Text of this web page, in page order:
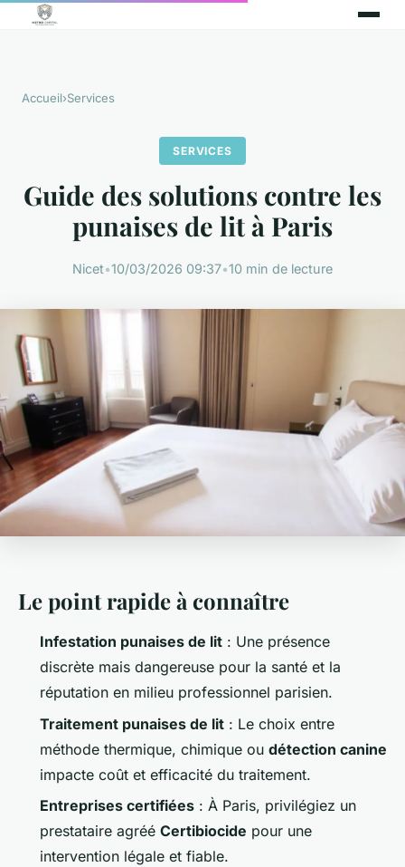
Accueil›Services
SERVICES
Guide des solutions contre les
punaises de lit à Paris
Nicet•10/03/2026 09:37•10 min de lecture
Le point rapide à connaître
Infestation punaises de lit : Une présence
discrète mais dangereuse pour la santé et la
réputation en milieu professionnel parisien.
Traitement punaises de lit : Le choix entre
méthode thermique, chimique ou détection canine
impacte coût et efficacité du traitement.
Entreprises certifiées : À Paris, privilégiez un
prestataire agréé Certibiocide pour une
intervention légale et fiable.